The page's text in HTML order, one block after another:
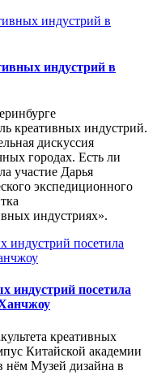
индустрий в
креативных индустрий.
дискуссия
городах. Есть ли
участие Дарья
экспедиционного
индустриях».
индустрий посетила
креативных
Китайской академии
нём Музей дизайна в